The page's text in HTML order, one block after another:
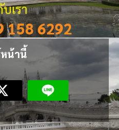
เรา
158 6292
น้านี้